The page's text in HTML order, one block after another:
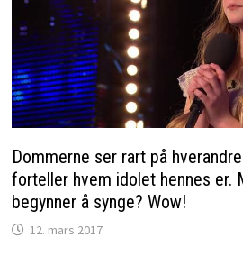
Dommerne ser rart på
forteller hvem idolet hennes er.
begynner å synge? Wow!
12. mars 2017